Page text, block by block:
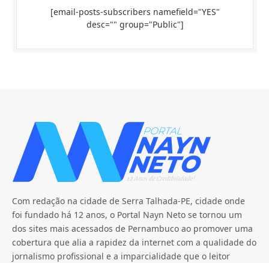
[email-posts-subscribers namefield="YES"
desc="" group="Public"]
Com redação na cidade de Serra Talhada-PE, cidade onde
foi fundado há 12 anos, o Portal Nayn Neto se tornou um
dos sites mais acessados de Pernambuco ao promover uma
cobertura que alia a rapidez da internet com a qualidade do
jornalismo profissional e a imparcialidade que o leitor